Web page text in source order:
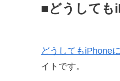
■どうしても
どうしてもiPhone
イトです。